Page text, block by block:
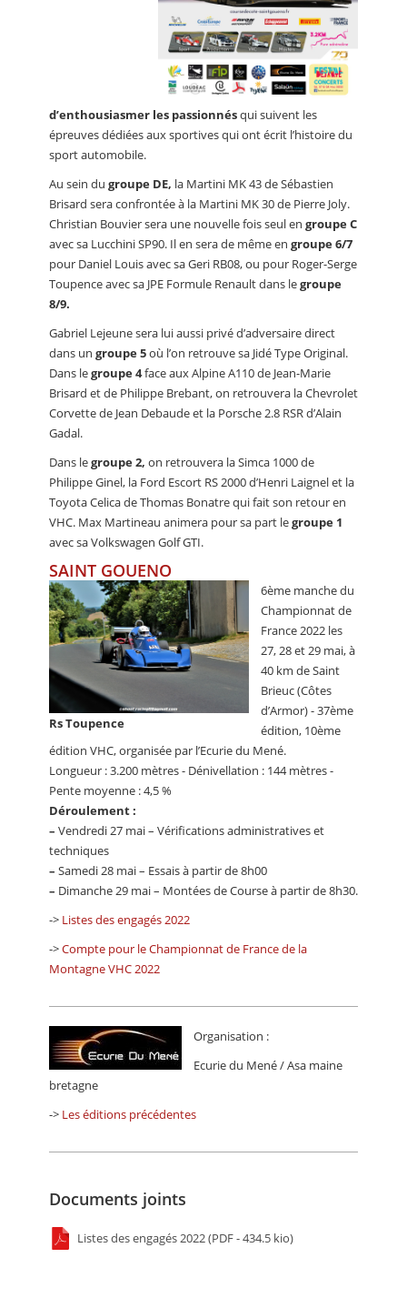
d’enthousiasmer les passionnésqui suivent les
épreuves dédiées aux sportives qui ont écrit l’histoire du
sport automobile.
Au sein du groupe DE, la Martini MK 43 de Sébastien
Brisard sera confrontée à la Martini MK 30 de Pierre Joly.
Christian Bouvier sera une nouvelle fois seul en groupe C
avec sa Lucchini SP90. Il en sera de même en groupe 6/7
pour Daniel Louis avec sa Geri RB08, ou pour Roger-Serge
Toupence avec sa JPE Formule Renault dans legroupe
8/9.
Gabriel Lejeune sera lui aussi privé d’adversaire direct
dans un groupe 5où l’on retrouve sa Jidé Type Original.
Dans legroupe 4face aux Alpine A110 de Jean-Marie
Brisard et de Philippe Brebant, on retrouvera la Chevrolet
Corvette de Jean Debaude et la Porsche 2.8 RSR d’Alain
Gadal.
Dans legroupe 2, on retrouvera la Simca 1000 de
Philippe Ginel, la Ford Escort RS 2000 d’Henri Laignel et la
Toyota Celica de Thomas Bonatre qui fait son retour en
VHC. Max Martineau animera pour sa part legroupe 1
avec sa Volkswagen Golf GTI.
SAINT GOUENO
Rs Toupence
6ème manche du
Championnat de
France 2022 les
27, 28 et 29 mai, à
40 km de Saint
Brieuc (Côtes
d’Armor) - 37ème
édition, 10ème
édition VHC, organisée par l’Ecurie du Mené.
Longueur : 3.200 mètres - Dénivellation : 144 mètres -
Pente moyenne : 4,5 %
Déroulement :
– Vendredi 27 mai – Vérifications administratives et
techniques
– Samedi 28 mai – Essais à partir de 8h00
– Dimanche 29 mai – Montées de Course à partir de 8h30.
-> Listes des engagés 2022
->Compte pour le Championnat de France de la
Montagne VHC 2022
Organisation :
Ecurie du Mené / Asa maine
bretagne
-> Les éditions précédentes
Documents joints
Listes des engagés 2022 (PDF - 434.5 kio)